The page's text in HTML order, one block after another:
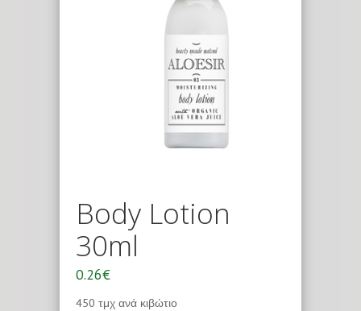
Body Lotion
30ml
0.26€
450 τμχ ανά κιβώτιο